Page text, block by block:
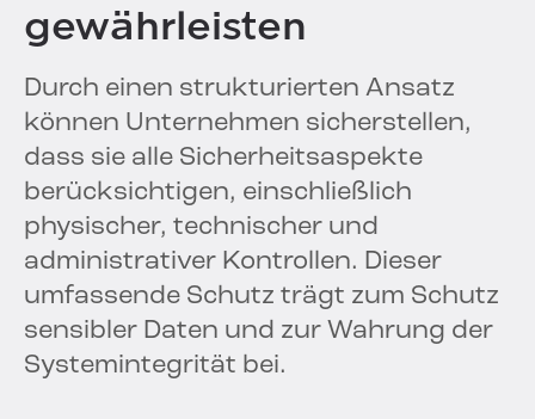
gewährleisten
Durch einen strukturierten Ansatz
können Unternehmen sicherstellen,
dass sie alle Sicherheitsaspekte
berücksichtigen, einschließlich
physischer, technischer und
administrativer Kontrollen. Dieser
umfassende Schutz trägt zum Schutz
sensibler Daten und zur Wahrung der
Systemintegrität bei.